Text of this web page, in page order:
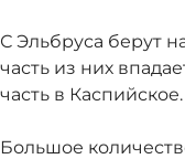
С Эльбруса берут
часть из них
часть в Каспийское.
Большое